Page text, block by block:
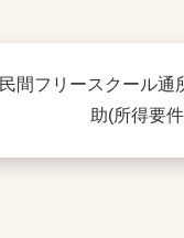
民間フリースクール通
助(所得要